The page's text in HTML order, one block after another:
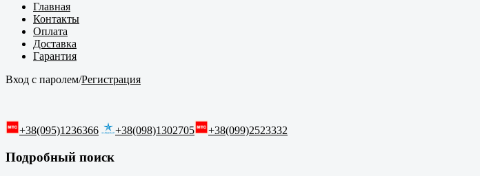
Главная
Контакты
Оплата
Доставка
Гарантия
Вход с паролем/Регистрация
+38(095)1236366 +38(098)1302705 +38(099)2523332
Подробный поиск